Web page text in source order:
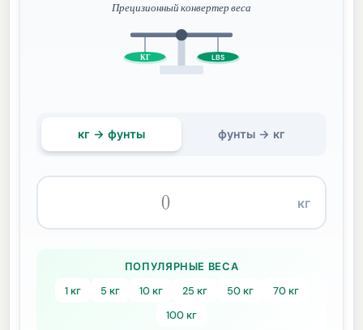
КГ LBS
Прецизионный конвертер веса
кг → фунты фунты → кг
кг
ПОПУЛЯРНЫЕ ВЕСА
1 кг
5 кг 10 кг 25 кг 50 кг
70 кг
100 кг